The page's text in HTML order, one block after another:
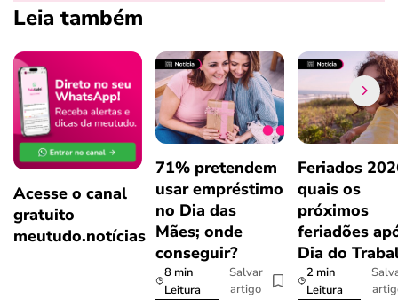
Leia também
Acesse o canal
gratuito
meutudo.notícias
71% pretendem
usar empréstimo
no Dia das
Mães; onde
conseguir?
8 min
Leitura
Salvar
artigo
Feriados
quais os
próximos
feriadões
Dia do
2 min
Leitura